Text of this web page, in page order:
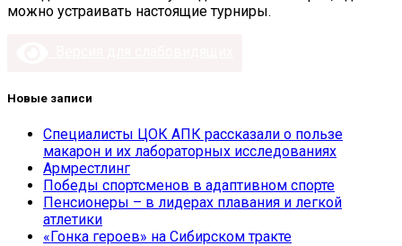
можно устраивать настоящие турниры.
Новые записи
Специалисты ЦОК АПК рассказали о пользе
макарон и их лабораторных исследованиях
Армрестлинг
Победы спортсменов в адаптивном спорте
Пенсионеры – в лидерах плавания и легкой
атлетики
«Гонка героев» на Сибирском тракте